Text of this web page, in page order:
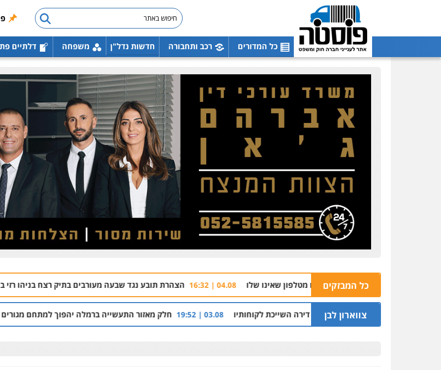
כל המדורים רכב ותחבורה חדשות נדל"ן משפחה דלתיים
כל המבזקים 04.08 | 16:32 הצהרת תובע נגד שבעה מעורבים בתיק רצח בניהו רזי בירושלים 04.08 | 13:37
צווארון לבן
מיליון שקל על דירה השייכת לקוחותיו 03.08 | 19:52 חלק מאזור התעשייה ברמלה יהפוך למתחם מגורים עם 1,700 יחידות דיור